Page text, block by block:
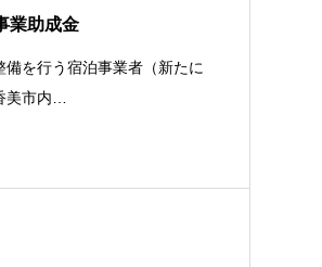
業助成金
を行う宿泊事業者（新たに
美市内…